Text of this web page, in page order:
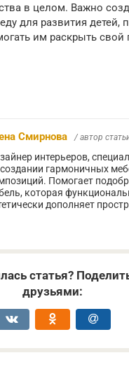
в целом. Важно
для развития детей,
им раскрыть свой
Смирнова / автор
интерьеров,
гармоничных
Помогает
которая
дополняет
статья?
друзьями: